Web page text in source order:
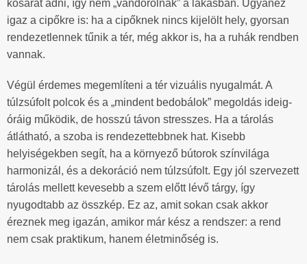
kosarat adni, így nem „vándorolnak” a lakásban. Ugyanez
igaz a cipőkre is: ha a cipőknek nincs kijelölt hely, gyorsan
rendezetlennek tűnik a tér, még akkor is, ha a ruhák rendben
vannak.
Végül érdemes megemlíteni a tér vizuális nyugalmát. A
túlzsúfolt polcok és a „mindent bedobálok” megoldás ideig-
óráig működik, de hosszú távon stresszes. Ha a tárolás
átlátható, a szoba is rendezettebbnek hat. Kisebb
helyiségekben segít, ha a környező bútorok színvilága
harmonizál, és a dekoráció nem túlzsúfolt. Egy jól szervezett
tárolás mellett kevesebb a szem előtt lévő tárgy, így
nyugodtabb az összkép. Ez az, amit sokan csak akkor
éreznek meg igazán, amikor már kész a rendszer: a rend
nem csak praktikum, hanem életminőség is.